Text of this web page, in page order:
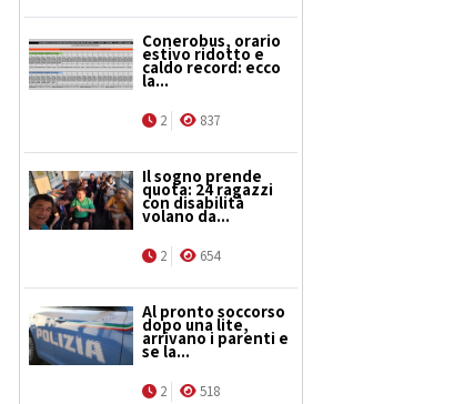
Conerobus, orario
estivo ridotto e
caldo record: ecco
la...
2 837
Il sogno prende
quota: 24 ragazzi
con disabilità
volano da...
2 654
Al pronto soccorso
dopo una lite,
arrivano i parenti e
se la...
2 518